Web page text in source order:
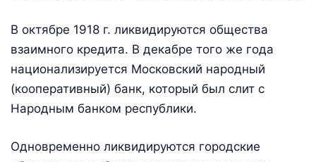
В октябре 1918 г. ликвидируются общества
взаимного кредита. В декабре того же года
национализируется Московский народный
(кооперативный) банк, который был слит с
Народным банком республики.
Одновременно ликвидируются городские